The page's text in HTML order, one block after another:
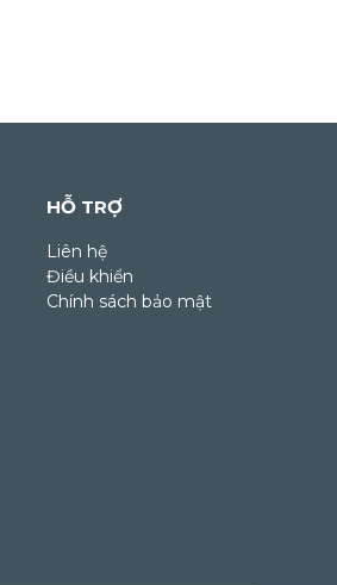
HỖ TRỢ
Liên hệ
Điều khiển
Chính sách bảo mật